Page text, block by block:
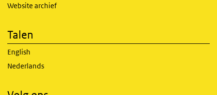
Website archief
Talen
English
Nederlands